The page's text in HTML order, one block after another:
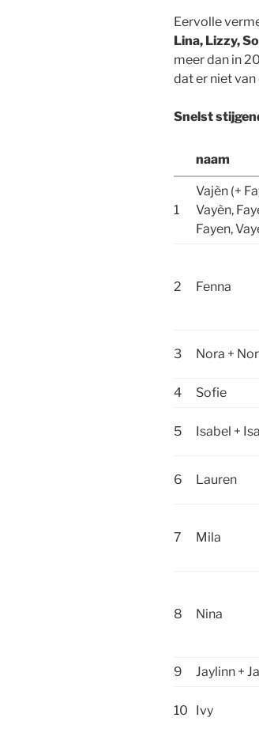
Eervolle
Lina, Lizzy,
meer dan in
dat er niet van
Snelst
naam
1
Vajèn (+
Vayèn,
Fayen,
2 Fenna
3 Nora +
4
Sofie
5 Isabel +
6 Lauren
7 Mila
8 Nina
9
Jaylinn +
10 Ivy